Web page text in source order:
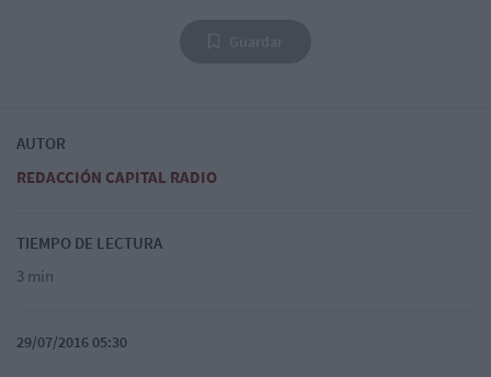
AUTOR
REDACCIÓN CAPITAL RADIO
TIEMPO DE LECTURA
3 min
29/07/2016 05:30